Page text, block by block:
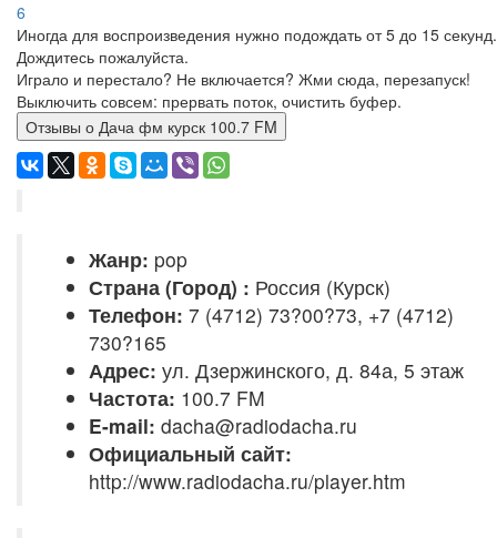
6
Иногда для воспроизведения нужно подождать от 5 до 15 секунд.
Дождитесь пожалуйста.
Играло и перестало? Не включается? Жми сюда, перезапуск!
Выключить совсем: прервать поток, очистить буфер.
Отзывы о Дача фм курск 100.7 FM
Жанр: pop
Страна (Город) : Россия (Курск)
Телефон: 7 (4712) 73?00?73, +7 (4712)
730?165
Адрес: ул. Дзержинского, д. 84а, 5 этаж
Частота: 100.7 FM
E-mail: dacha@radiodacha.ru
Официальный сайт:
http://www.radiodacha.ru/player.htm